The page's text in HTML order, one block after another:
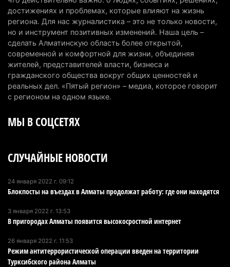
топлива для самолетов: пилотный проект
запустят в Алатау
5 августа 2026 г. 12:32 194
Туриста с тяжелыми травмами эвакуировали в
горах Алматинской области после камнепада
5 августа 2026 г. 11:23 164
Алматинской области, судят спустя год после
катеров для Formula-1 H2O и откроют академию
пилотов
В Alatau City Authority назначили нового
директора по коммуникациям
4 августа 2026 г. 20:22
достижениях и проблемах, которые влияют на жизнь
региона. Для нас журналистика – это не только новости,
но и инструмент позитивных изменений. Наша цель –
сделать Алматинскую область более открытой,
современной и комфортной для жизни, объединяя
жителей, представителей власти, бизнеса и
гражданского общества вокруг общих ценностей и
реальных дел. «Пятый регион» – медиа, которое говорит
с регионом на одном языке.
МЫ В СОЦСЕТЯХ
СЛУЧАЙНЫЕ НОВОСТИ
24 января 2022 г. 09:12
Блокпосты на въездах в Алматы продолжат работу: где они находятся
3 января 2022 г. 13:53
В пригородах Алматы появится высокосростной интернет
26 января 2022 г. 11:53
Режим антитеррористической операции введен на территории
Турксибского района Алматы